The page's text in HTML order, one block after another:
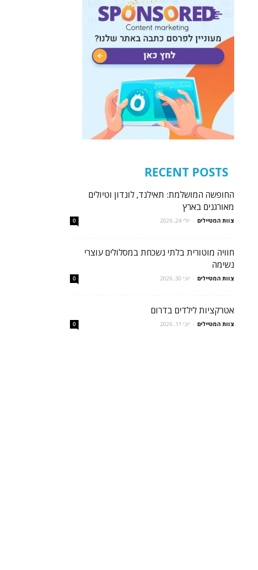
RECENT POSTS
החופשה המושלמת: תאילנד, לונדון וטיולים
מאורגנים בארץ
צוות המטיילים - יולי 24, 2026 0
חוויה מוטורית בלתי נשכחת במסלולים עוצרי
נשימה
צוות המטיילים - יוני 30, 2026 0
אטרקציות לילדים בדרום
צוות המטיילים - יוני 11, 2026 0